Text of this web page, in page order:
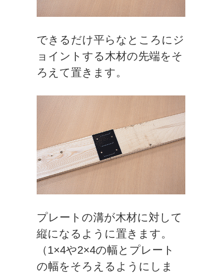
できるだけ平らなところにジ
ョイントする木材の先端をそ
ろえて置きます。
プレートの溝が木材に対して
縦になるように置きます。
（1×4や2×4の幅とプレート
の幅をそろえるようにしま